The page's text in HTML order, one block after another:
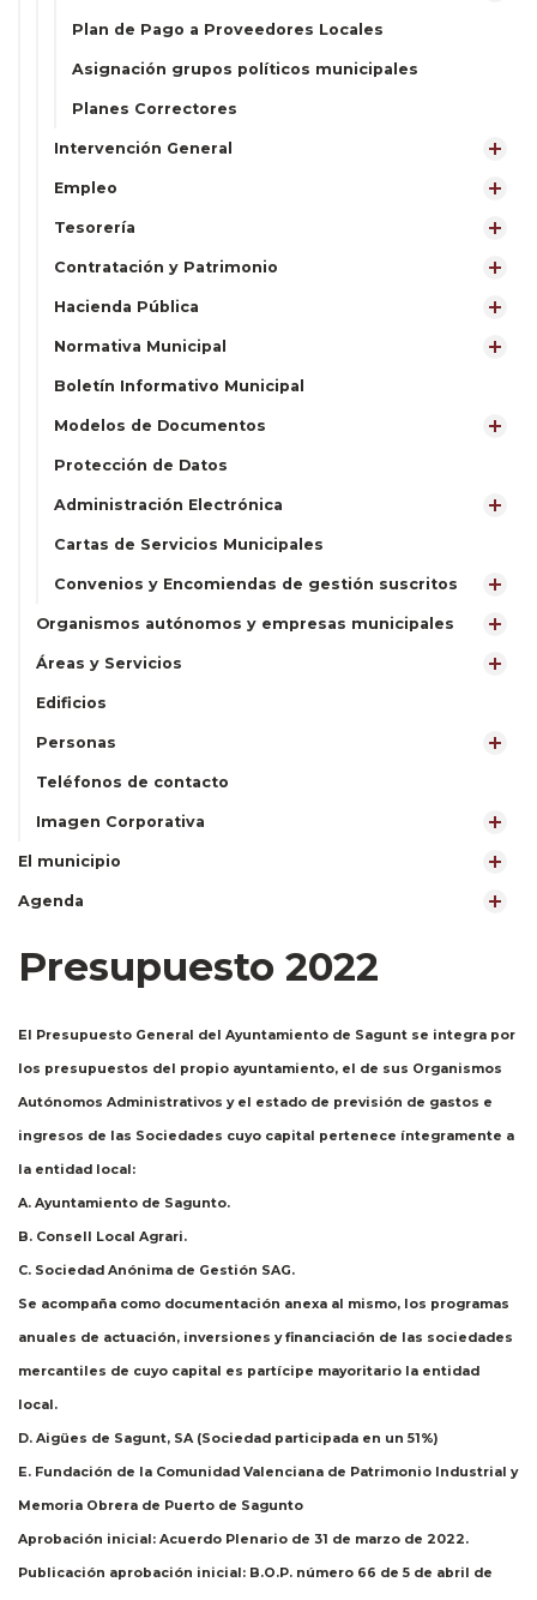
Plan de Pago a Proveedores Locales
Asignación grupos políticos municipales
Planes Correctores
Intervención General
Empleo
Tesorería
Contratación y Patrimonio
Hacienda Pública
Normativa Municipal
Boletín Informativo Municipal
Modelos de Documentos
Protección de Datos
Administración Electrónica
Cartas de Servicios Municipales
Convenios y Encomiendas de gestión suscritos
Organismos autónomos y empresas municipales
Áreas y Servicios
Edificios
Personas
Teléfonos de contacto
Imagen Corporativa
El municipio
Agenda
Presupuesto 2022
El Presupuesto General del Ayuntamiento de Sagunt se integra por
los presupuestos del propio ayuntamiento, el de sus Organismos
Autónomos Administrativos y el estado de previsión de gastos e
ingresos de las Sociedades cuyo capital pertenece íntegramente a
la entidad local:
A. Ayuntamiento de Sagunto.
B. Consell Local Agrari.
C. Sociedad Anónima de Gestión SAG.
Se acompaña como documentación anexa al mismo, los programas
anuales de actuación, inversiones y financiación de las sociedades
mercantiles de cuyo capital es partícipe mayoritario la entidad
local.
D. Aigües de Sagunt, SA (Sociedad participada en un 51%)
E. Fundación de la Comunidad Valenciana de Patrimonio Industrial y
Memoria Obrera de Puerto de Sagunto
Aprobación inicial: Acuerdo Plenario de 31 de marzo de 2022.
Publicación aprobación inicial : B.O.P. número 66 de 5 de abril de